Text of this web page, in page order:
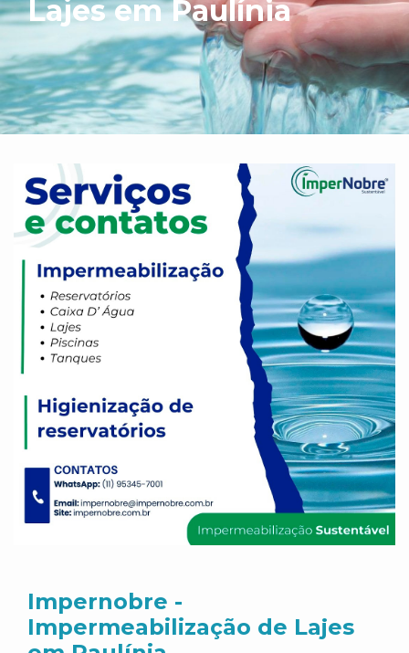
Lajes em Paulínia
Impernobre -
Impermeabilização de Lajes